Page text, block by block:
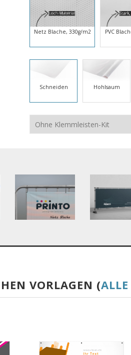
Netz Blache, 330g/m2 PVC
Schneiden Hohlsaum
VORLAGEN (